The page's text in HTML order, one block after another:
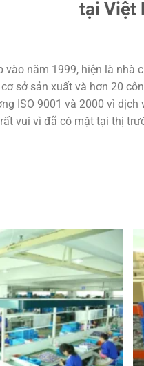
tại Việt
vào năm 1999, hiện là nhà
sở sản xuất và hơn 20
ISO 9001 và 2000 vì
vui vì đã có mặt tại thị